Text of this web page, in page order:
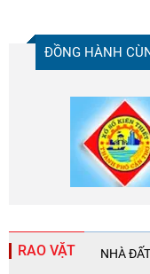
ĐỒNG HÀNH
RAO VẶT NHÀ ĐẤT